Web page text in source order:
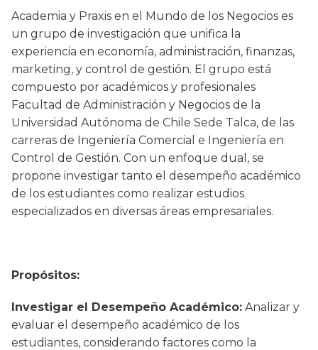
Academia y Praxis en el Mundo de los Negocios es
un grupo de investigación que unifica la
experiencia en economía, administración, finanzas,
marketing, y control de gestión. El grupo está
compuesto por académicos y profesionales
Facultad de Administración y Negocios de la
Universidad Autónoma de Chile Sede Talca, de las
carreras de Ingeniería Comercial e Ingeniería en
Control de Gestión. Con un enfoque dual, se
propone investigar tanto el desempeño académico
de los estudiantes como realizar estudios
especializados en diversas áreas empresariales.
Propósitos:
Investigar el Desempeño Académico: Analizar y
evaluar el desempeño académico de los
estudiantes, considerando factores como la